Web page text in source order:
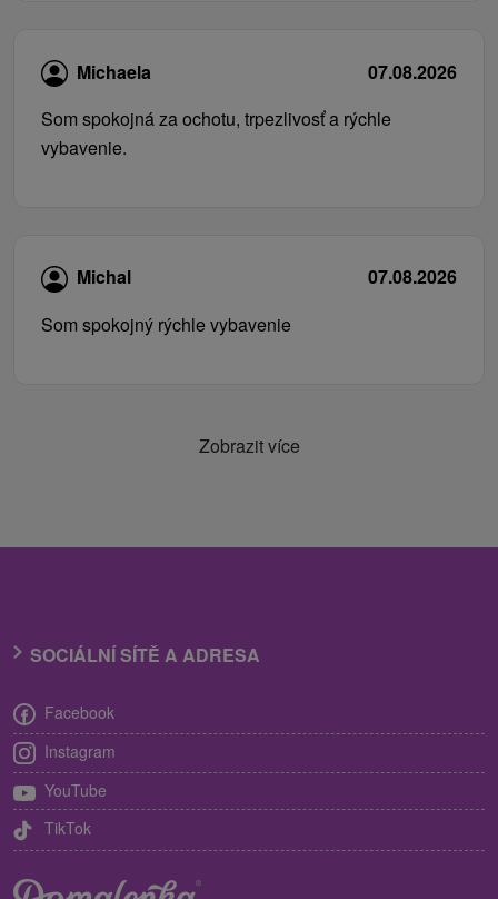
Michaela
07.08.2026
Som spokojná za ochotu, trpezlivosť a rýchle
vybavenie.
Michal
07.08.2026
Som spokojný rýchle vybavenie
Zobrazit více
SOCIÁLNÍ SÍTĚ A ADRESA
Facebook
Instagram
YouTube
TikTok